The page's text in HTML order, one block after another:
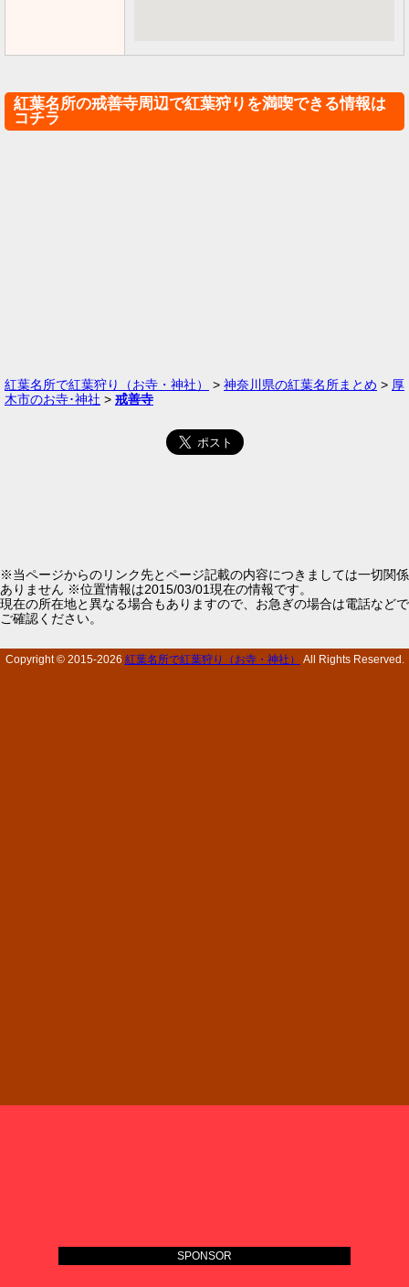
紅葉名所の戒善寺周辺で紅葉狩りを満喫できる情報は
コチラ
紅葉名所で紅葉狩り（お寺・神社） > 神奈川県の紅葉名所まとめ > 厚
木市のお寺･神社 > 戒善寺
※当ページからのリンク先とページ記載の内容につきましては一切関係
ありません ※位置情報は2015/03/01現在の情報です。
現在の所在地と異なる場合もありますので、お急ぎの場合は電話などで
ご確認ください。
Copyright © 2015-2026 紅葉名所で紅葉狩り（お寺・神社） All Rights Reserved.
SPONSOR